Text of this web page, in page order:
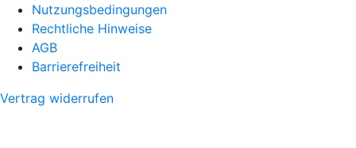
Nutzungsbedingungen
Rechtliche Hinweise
AGB
Barrierefreiheit
Vertrag widerrufen